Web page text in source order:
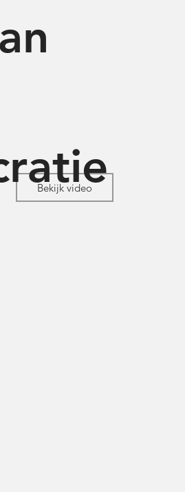
Bekijk video